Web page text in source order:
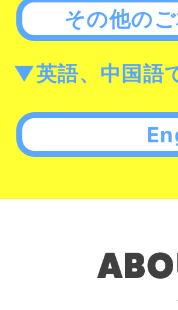
その他の
▼英語、中国語